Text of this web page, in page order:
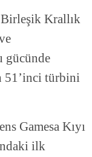
Birleşik Krallık
gücünde
51’inci türbini
Gamesa Kıyı
ilk